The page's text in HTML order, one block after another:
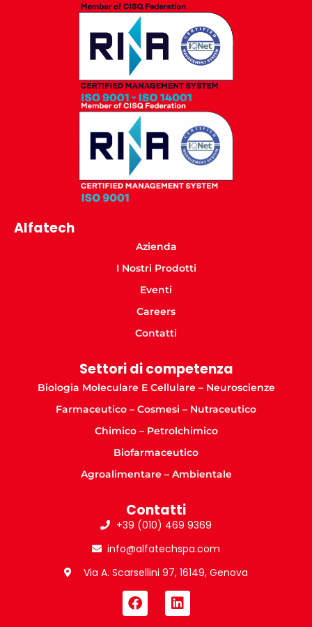
Alfatech
Azienda
I Nostri Prodotti
Eventi
Careers
Contatti
Settori di competenza
Biologia Moleculare E Cellulare – Neuroscienze
Farmaceutico – Cosmesi – Nutraceutico
Chimico – Petrolchimico
Biofarmaceutico
Agroalimentare – Ambientale
Contatti
+39 (010) 469 9369
info@alfatechspa.com
Via A. Scarsellini 97, 16149, Genova